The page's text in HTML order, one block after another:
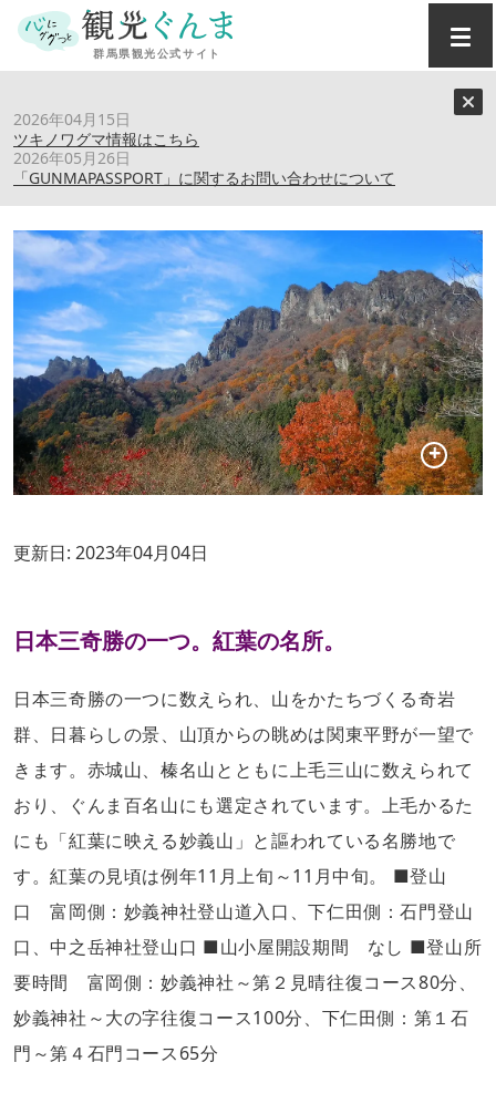
2026年04月15日
ツキノワグマ情報はこちら
2026年05月26日
「GUNMAPASSPORT」に関するお問い合わせについて
妙義山
更新日: 2023年04月04日
日本三奇勝の一つ。紅葉の名所。
日本三奇勝の一つに数えられ、山をかたちづくる奇岩
群、日暮らしの景、山頂からの眺めは関東平野が一望で
きます。赤城山、榛名山とともに上毛三山に数えられて
おり、ぐんま百名山にも選定されています。上毛かるた
にも「紅葉に映える妙義山」と謳われている名勝地で
す。紅葉の見頃は例年11月上旬～11月中旬。 ■登山
口 富岡側：妙義神社登山道入口、下仁田側：石門登山
口、中之岳神社登山口 ■山小屋開設期間 なし ■登山所
要時間 富岡側：妙義神社～第２見晴往復コース80分、
妙義神社～大の字往復コース100分、下仁田側：第１石
門～第４石門コース65分